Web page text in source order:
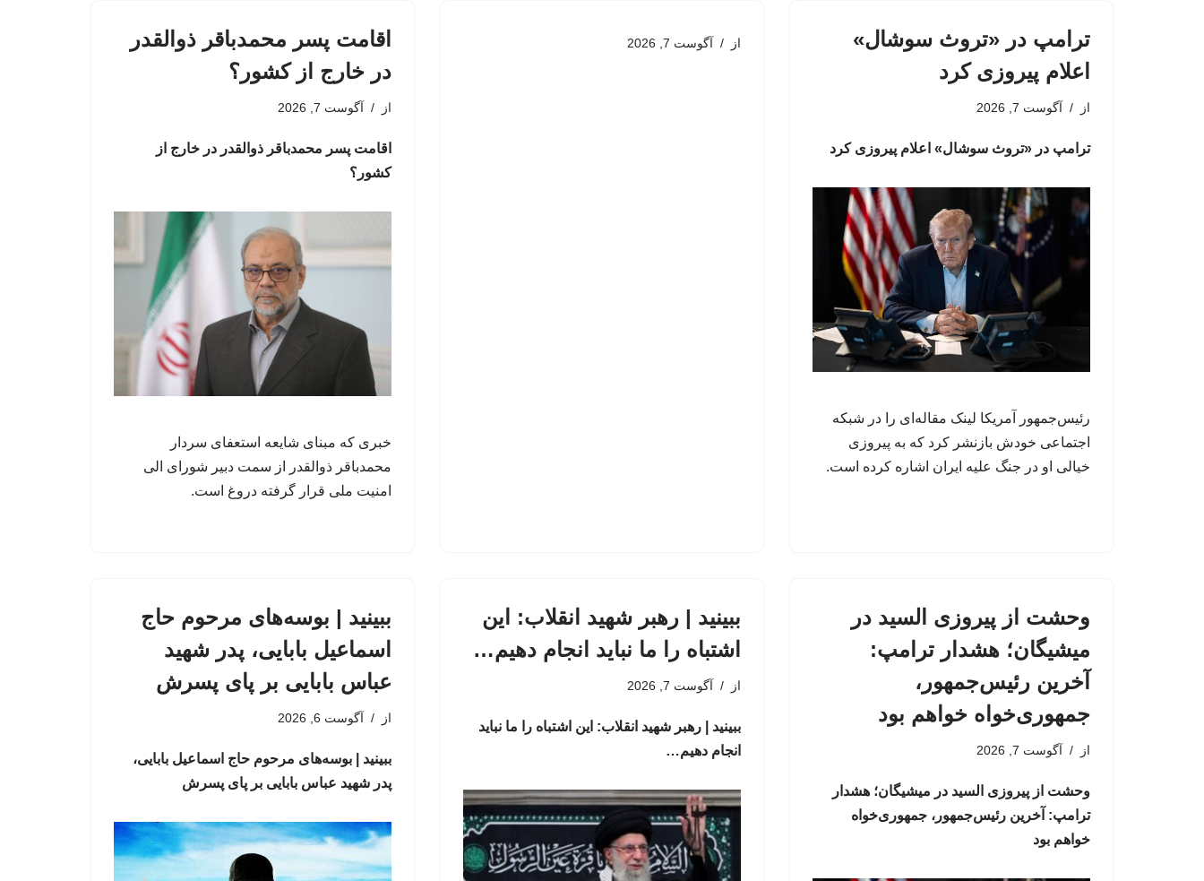
ترامپ در «تروث سوشال»
اعلام پیروزی کرد
از آگوست 7, 2026
ترامپ در «تروث سوشال» اعلام پیروزی کرد
رئیس‌جمهور آمریکا لینک مقاله‌ای را در شبکه
اجتماعی خودش بازنشر کرد که به پیروزی
خیالی او در جنگ علیه ایران اشاره کرده است.
از آگوست 7, 2026
اقامت پسر محمدباقر ذوالقدر
در خارج از کشور؟
از آگوست 7, 2026
اقامت پسر محمدباقر ذوالقدر در خارج از
کشور؟
خبری که مبنای شایعه استعفای سردار
محمدباقر ذوالقدر از سمت دبیر شورای الی
امنیت ملی قرار گرفته دروغ است.
وحشت از پیروزی السید در
میشیگان؛ هشدار ترامپ:
آخرین رئیس‌جمهور،
جمهوری‌خواه خواهم بود
از آگوست 7, 2026
وحشت از پیروزی السید در میشیگان؛ هشدار
ترامپ: آخرین رئیس‌جمهور، جمهوری‌خواه
خواهم بود
ببینید | رهبر شهید انقلاب: این
اشتباه را ما نباید انجام دهیم…
از آگوست 7, 2026
ببینید | رهبر شهید انقلاب: این اشتباه را ما نباید
انجام دهیم…
ببینید | بوسه‌های مرحوم حاج
اسماعیل بابایی، پدر شهید
عباس بابایی بر پای پسرش
از آگوست 6, 2026
ببینید | بوسه‌های مرحوم حاج اسماعیل بابایی،
پدر شهید عباس بابایی بر پای پسرش